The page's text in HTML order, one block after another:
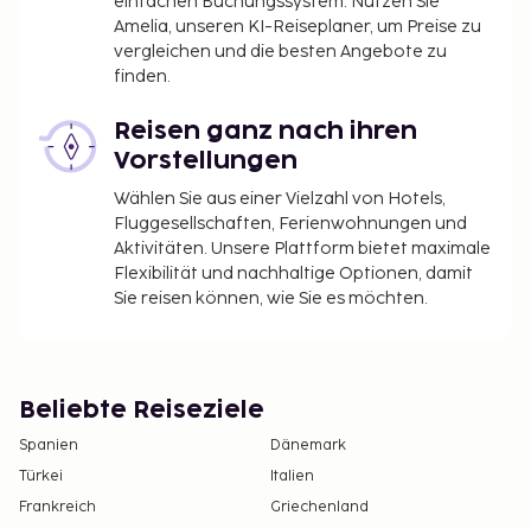
Amelia, unseren KI-Reiseplaner, um Preise zu
vergleichen und die besten Angebote zu
finden.
Reisen ganz nach ihren
Vorstellungen
Wählen Sie aus einer Vielzahl von Hotels,
Fluggesellschaften, Ferienwohnungen und
Aktivitäten. Unsere Plattform bietet maximale
Flexibilität und nachhaltige Optionen, damit
Sie reisen können, wie Sie es möchten.
Beliebte Reiseziele
Spanien
Dänemark
Türkei
Italien
Frankreich
Griechenland